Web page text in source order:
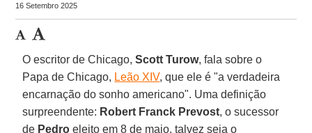
16 Setembro 2025
O escritor de Chicago,Scott Turow, fala sobre o
Papa de Chicago, Leão XIV, que ele é "a verdadeira
encarnação do sonho americano". Uma definição
surpreendente: Robert Franck Prevost, o sucessor
de Pedro eleito em 8 de maio, talvez seja o